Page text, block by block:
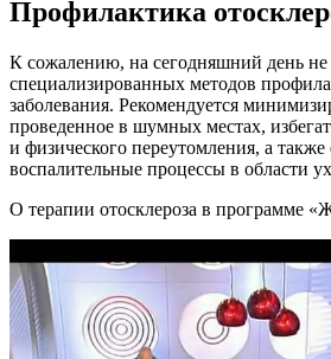
Профилактика
К сожалению, на сегодняшний день не
специализированных методов
заболевания. Рекомендуется
проведенное в шумных местах,
и физического переутомления, а
воспалительные процессы в области
О терапии отосклероза в программе